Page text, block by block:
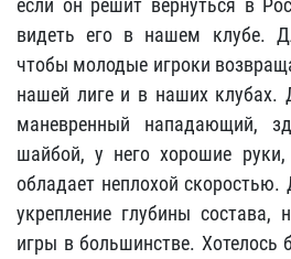
видеть его в нашем клубе.
чтобы молодые игроки
нашей лиге и в наших клубах.
маневренный нападающий,
шайбой, у него хорошие
обладает неплохой скоростью.
укрепление глубины состава,
игры в большинстве.